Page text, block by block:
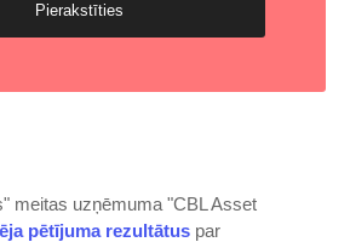
Pierakstīties
meitas uzņēmuma "CBL Asset
pētījuma rezultātus​ par